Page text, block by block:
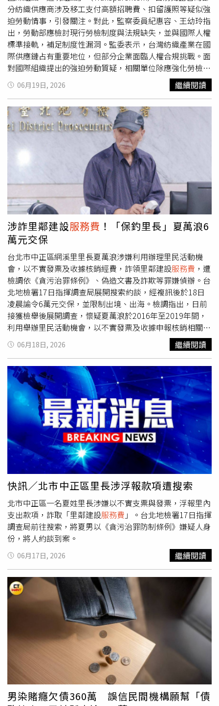
求，仍違反對方意願多次傳訊息邀約單獨外出、吃飯或共度
特殊節日，顯然已逾越一般同事關係的相處分際，屬於與性
或性別有關的追求行為；另外被告為了追求告訴人而等候下
班，又警告「最好記得今天做過的事」，害告訴人心生畏懼
並影響日常生活，自屬跟蹤騷擾行為。法官審酌李姓設計師
犯罪手段、所造成的危害、不認罪的態度、未達成和解，以
及他並無前科，判處拘役50日。本案可上訴二審。
聊天，甚至誤把他認成專門介紹豪宅的網紅，還意外聊到自
己住家鄰近陶朱隱園，讓現場氣氛笑聲不斷。Joeman事後
形容，這類旅行團最特別的地方不一定是景點，而是參加者
之間的人情味與陪伴感。當然，低價團仍有旅行社營運上的
考量。行程尾聲安排參訪衛浴主題觀光工廠，館內展示各式
特色衛浴設備與居家產品，並設有體驗及販售區。不過
Joeman觀察，現場並未出現強迫推銷情況，旅客可自由參
觀或休息。他認為，以不到千元的價格來看，安排合作據點
其實不難理解，只是停留時間稍長，可能較不符合部分年輕
旅客期待。值得注意的是，雖然廣告價格標示699元，但實
際出團後仍需額外支付導遊及司機服務費
花費約850元。不過對於包含交通接駁與整天行程安排的一
日遊而言，多數網友仍認為價格具競爭力。有網友直言，國
旅最大的問題始終是住宿費用，而非景點內容，「如果只是
當天來回，其實台灣很多地方都值得再玩一次」。隨著影片
曝光後引發討論，《中時新聞網》引述旅行社相關人員說
法，事前並不知道Joeman報名參團，直到出發當天才獲知
消息，對於產品能獲得關注感到意外。而從各家旅行業者近
期銷售狀況來看，端午連假期間不少一日遊商品確實買氣不
俗，包括九份、平溪、猴硐、野柳、基隆嶼及中南部特色路
線都陸續傳出額滿消息。對不少不想塞車、不想做功課的旅
客而言，價格親民、上車睡覺下車旅遊的一日遊產品，似乎
正重新找到屬於自己的市場定位。Joeman跟團只花850元
玩一天。（圖／翻攝自臉書，Joeman）
分紡織供應商涉及移工支付高額招聘費、扣留護照等疑似強
迫勞動情事，引發關注。對此，監察委員紀惠容、王幼玲指
出，勞動部應檢討現行勞檢制度與法規缺失，並與國際人權
標準接軌，補足制度性漏洞。監委表示，台灣紡織產業在國
際供應鏈占有重要地位，但部分企業面臨人權合規挑戰。面
對國際組織提出的強迫勞動質疑，相關單位除應強化勞檢機
制，也應正視移工高工時、長期工作無休及仲介制度衍生的
問題。監委指出，目前我國仍允許向移工收取仲介服務費，
與國際公平聘僱原則存在落差，相關制度恐增加移工經濟負
擔，也衍生服務品質與權益保障爭議，建議主管機關通盤檢
討現行法制。監察院強調，隨著全球供應鏈日益重視勞動人
權與企業責任，台灣企業應從價格競爭轉向責任競爭，透過
落實零付費聘僱及防杜強迫勞動措施，維護產業國際競爭力
06月19日, 2026 繼續閱讀
涉詐里鄰建設服務費 ！「保釣里長」夏萬浪6
萬元交保
台北市中正區網溪里里長夏萬浪涉嫌利用辦理里民活動機
會，以不實發票及收據核銷經費，詐領里鄰建設服務費 ，遭
檢調依《貪污治罪條例》、偽造文書及詐欺等罪嫌偵辦。台
北地檢署17日指揮調查局展開搜索約談，經複訊後於18日
凌晨諭令6萬元交保，並限制出境、出海。檢調指出，日前
接獲檢舉後展開調查，懷疑夏萬浪於2016年至2019年間，
利用舉辦里民活動機會，以不實發票及收據申報核銷相關費
用，藉此詐領里鄰建設服務經費，不法所得約數萬元。台北
地檢署17日指揮法務部調查局台北市調查處中正站，持法院
核發搜索票前往夏萬浪住處及辦公場所執行搜索，並查扣手
機等相關證物，同時通知夏萬浪到案說明。當晚11時許，夏
萬浪被移送台北地檢署接受檢察官複訊。經檢察官漏夜訊問
後，認為全案仍有進一步釐清必要，18日凌晨先裁定夏萬浪
20萬元交保，並限制出境、出海。隨後檢方重新評估相關情
況，於凌晨4時左右將保釋金額調降至6萬元。夏萬浪完成交
保程序後，面對現場媒體守候並未發表任何談話，隨即快步
離開台北地檢署。現年活躍於地方事務與保釣運動的夏萬
浪，過去曾擔任媒體記者，並長期參與釣魚台主權及護漁相
關活動。他曾出任基隆市漁業發展協會總幹事、中華保釣協
會常務理事，多次參與保釣行動與相關抗議活動，在保釣圈
具有一定知名度。此外，夏萬浪長年經營的網溪里也因推動
兩岸文化交流受到關注。他過去曾在里內打造「釣魚台花
園」，並倡議兩岸民間共同推動保釣議題。如今因涉嫌詐領
公款遭檢調偵辦，也讓地方人士感到意外。
06月18日, 2026 繼續閱讀
快訊／北市中正區里長涉浮報款項遭搜索
北市中正區一名夏姓里長涉嫌以不實支票與發票，浮報里內
支出款項，詐取「里鄰建設服務費 」。台北地檢署17日指揮
調查局前往搜索，將夏男以《貪污治罪防制條例》嫌疑人身
份，將人約談到案。
06月17日, 2026 繼續閱讀
男染賭癮欠債360萬 誤信民間機構願幫「債